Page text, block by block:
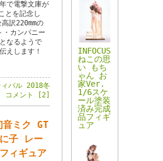
で電撃文庫が
とを記念し
訳220mmの
・カンパニー
なるようで
えします！
ィバル 2018冬
コメント [2]
音ミク GT
子 レー
ィギュア
INFOCUS
ねこの思
い もち
ゃん お
家Ver.
1/6スケ
ール塗装
済み完成
品フィギ
ュア